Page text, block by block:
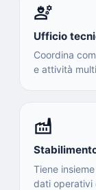
engineering
Ufficio
Coordina
e attività
factory
Tiene
dati operativi